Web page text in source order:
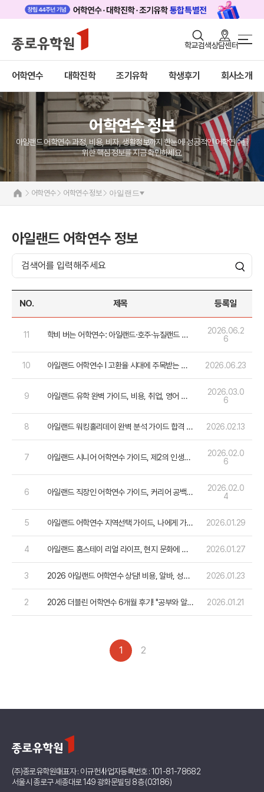
학교검색상담센터
어학연수 대학진학 조기유학 학생후기 회사소개
로그인 회원가입
어학연수
대학진학
조기/캠프
프로그램
학생후기
고객서비스
유학가이드
미국
캐나다
영국
호주
뉴질랜드
아일랜드
몰타
필리핀
일본
어학연수 정보
어학연수 정보
아일랜드 어학연수 과정, 비용, 비자, 생활정보까지 한눈에! 성공적인 어학연수를
위한 핵심 정보를 지금 확인하세요.
어학연수 어학연수 정보 아일랜드
아일랜드 어학연수 정보
NO. 제목 등록일
11
학비 버는 어학연수: 아일랜드·호주·뉴질랜드 학
2026.06.2
6
10
아일랜드 어학연수 l 고환율 시대에 주목받는 이
2026.06.23
9
아일랜드 유학 완벽 가이드, 비용, 취업, 영어 실
2026.03.0
6
8
아일랜드 워킹홀리데이 완벽 분석 가이드 합격 비
2026.02.13
7
아일랜드 시니어 어학연수 가이드, 제2의 인생을
2026.02.0
6
6
아일랜드 직장인 어학연수 가이드, 커리어 공백을
2026.02.0
4
5
아일랜드 어학연수 지역선택 가이드, 나에게 가장
2026.01.29
4
아일랜드 홈스테이 리얼 라이프, 현지 문화에 스
2026.01.27
3
2026 아일랜드 어학연수 상담! 비용, 알바, 성공
2026.01.23
2
2026 더블린 어학연수 6개월 후기! "공부와 알
2026.01.21
1 2
(주)종로유학원대표자 : 이규헌사업자등록번호 : 101-81-78682
서울시 종로구 세종대로 149 광화문빌딩 8층 (03186)